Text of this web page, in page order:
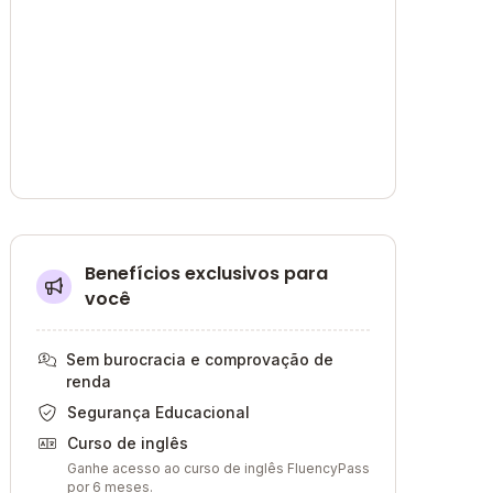
Benefícios exclusivos para
você
Sem burocracia e comprovação de
renda
Segurança Educacional
Curso de inglês
Ganhe acesso ao curso de inglês FluencyPass
por 6 meses.